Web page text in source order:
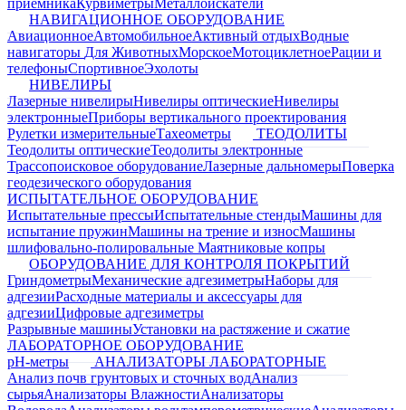
приемникаКурвиметрыМеталлоискатели
НАВИГАЦИОННОЕ ОБОРУДОВАНИЕ
АвиационноеАвтомобильноеАктивный отдыхВодные
навигаторы Для ЖивотныхМорскоеМотоциклетноеРации и
телефоныСпортивноеЭхолоты
НИВЕЛИРЫ
Лазерные нивелирыНивелиры оптическиеНивелиры
электронныеПриборы вертикального проектирования
Рулетки измерительныеТахеометры
ТЕОДОЛИТЫ
Теодолиты оптическиеТеодолиты электронные
Трассопоисковое оборудованиеЛазерные дальномерыПоверка
геодезического оборудования
ИСПЫТАТЕЛЬНОЕ ОБОРУДОВАНИЕ
Испытательные прессыИспытательные стендыМашины для
испытание пружинМашины на трение и износМашины
шлифовально-полировальные Маятниковые копры
ОБОРУДОВАНИЕ ДЛЯ КОНТРОЛЯ ПОКРЫТИЙ
ГриндометрыМеханические адгезиметрыНаборы для
адгезииРасходные материалы и аксессуары для
адгезииЦифровые адгезиметры
Разрывные машиныУстановки на растяжение и сжатие
ЛАБОРАТОРНОЕ ОБОРУДОВАНИЕ
pH-метры
АНАЛИЗАТОРЫ ЛАБОРАТОРНЫЕ
Анализ почв грунтовых и сточных водАнализ
сырьяАнализаторы ВлажностиАнализаторы